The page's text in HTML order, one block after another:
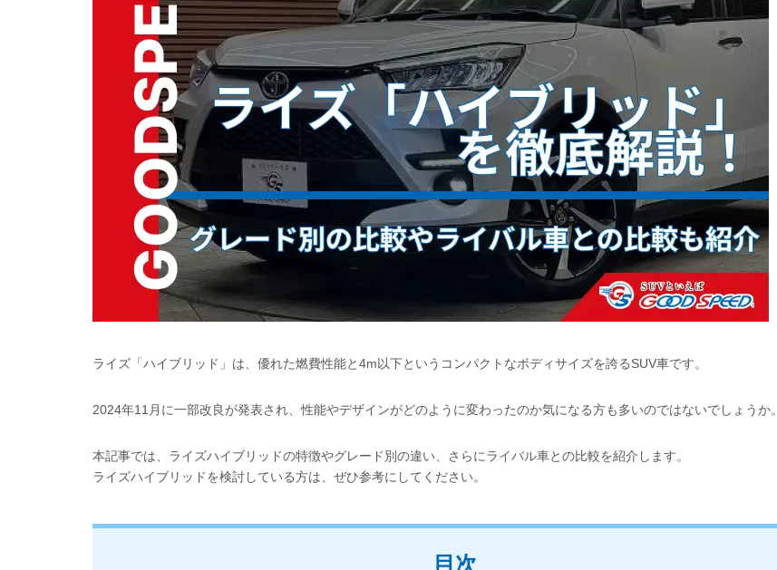
ライズ「ハイブリッド」は、優れた燃費性能と4m以下というコンパクトなボディサイズを誇るSUV車です。
2024年11月に一部改良が発表され、性能やデザインがどのように変わったのか気になる方も多いのではないでしょうか。
本記事では、ライズハイブリッドの特徴やグレード別の違い、さらにライバル車との比較を紹介します。
ライズハイブリッドを検討している方は、ぜひ参考にしてください。
目次